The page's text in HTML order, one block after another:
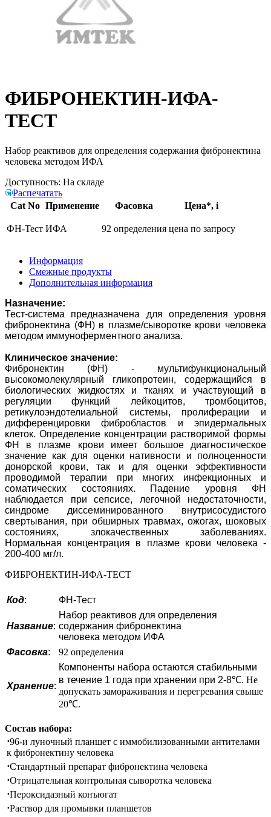
ФИБРОНЕКТИН-ИФА-
ТЕСТ
Набор реактивов для определения содержания фибронектина
человека методом ИФА
Доступность: На складе
Распечатать
Cat No Применение Фасовка Цена*, i
ФН-Тест ИФА 92 определения цена по запросу
Информация
Смежные продукты
Дополнительная информация
Назначение:
Тест-система предназначена для определения уровня
фибронектина (ФН) в плазме/сыворотке крови человека
методом иммуноферментного анализа.
Клиническое значение:
Фибронектин (ФН) - мультифункциональный
высокомолекулярный гликопротеин, содержащийся в
биологических жидкостях и тканях и участвующий в
регуляции функций лейкоцитов, тромбоцитов,
ретикулоэндотелиальной системы, пролиферации и
дифференцировки фибробластов и эпидермальных
клеток. Определение концентрации растворимой формы
ФН в плазме крови имеет большое диагностическое
значение как для оценки нативности и полноценности
донорской крови, так и для оценки эффективности
проводимой терапии при многих инфекционных и
соматических состояниях. Падение уровня ФН
наблюдается при сепсисе, легочной недостаточности,
синдроме диссеминированного внутрисосудистого
свертывания, при обширных травмах, ожогах, шоковых
состояниях, злокачественных заболеваниях.
Нормальная концентрация в плазме крови человека -
200-400 мг/л.
ФИБРОНЕКТИН-ИФА-ТЕСТ
Код: ФН-Тест
Название:
Набор реактивов для определения
содержания фибронектина
человека методом ИФА
Фасовка: 92 определения
Хранение:
Компоненты набора остаются стабильными
в течение 1 года при хранении при 2-8℃. Не
допускать замораживания и перегревания свыше
20℃.
Состав набора:
⋅96-и луночный планшет с иммобилизованными антителами
к фибронектину человека
⋅Стандартный препарат фибронектина человека
⋅Отрицательная контрольная сыворотка человека
⋅Пероксидазный конъюгат
⋅Раствор для промывки планшетов